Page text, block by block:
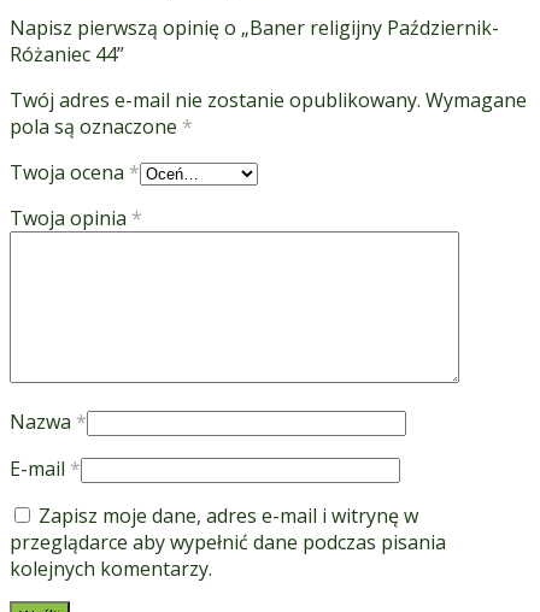
Napisz pierwszą opinię o „Baner religijny Październik-
Różaniec 44”
Twój adres e-mail nie zostanie opublikowany. Wymagane
pola są oznaczone *
Twoja ocena *
Twoja opinia *
Nazwa *
E-mail *
Zapisz moje dane, adres e-mail i witrynę w
przeglądarce aby wypełnić dane podczas pisania
kolejnych komentarzy.